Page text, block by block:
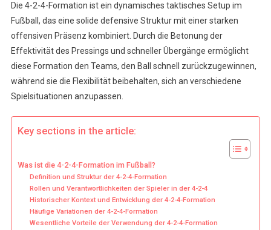
4
Formation:
Pressing-
Effektivität,
Ballgewinn,
Schnelle
Die 4-2-4-Formation ist ein dynamisches taktisches Setup im
Fußball, das eine solide defensive Struktur mit einer starken
offensiven Präsenz kombiniert. Durch die Betonung der
Effektivität des Pressings und schneller Übergänge ermöglicht
diese Formation den Teams, den Ball schnell zurückzugewinnen,
während sie die Flexibilität beibehalten, sich an verschiedene
Spielsituationen anzupassen.
Key sections in the article:
Was ist die 4-2-4-Formation im Fußball?
Definition und Struktur der 4-2-4-Formation
Rollen und Verantwortlichkeiten der Spieler in der 4-2-4
Historischer Kontext und Entwicklung der 4-2-4-Formation
Häufige Variationen der 4-2-4-Formation
Wesentliche Vorteile der Verwendung der 4-2-4-Formation